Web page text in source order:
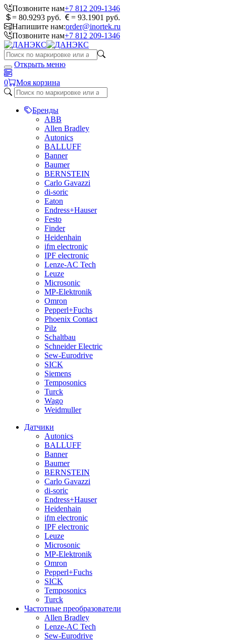
Позвоните нам+7 812 209-1346
= 80.9293 руб.
= 93.1901 руб.
Напишите нам:order@inortek.ru
Позвоните нам+7 812 209-1346
Открыть меню
0 Моя корзина
Бренды
ABB
Allen Bradley
Autonics
BALLUFF
Banner
Baumer
BERNSTEIN
Carlo Gavazzi
di-soric
Eaton
Endress+Hauser
Festo
Finder
Heidenhain
ifm electronic
IPF electronic
Lenze-AC Tech
Leuze
Microsonic
MP-Elektronik
Omron
Pepperl+Fuchs
Phoenix Contact
Pilz
Schaltbau
Schneider Electric
Sew-Eurodrive
SICK
Siemens
Temposonics
Turck
Wago
Weidmuller
Датчики
Autonics
BALLUFF
Banner
Baumer
BERNSTEIN
Carlo Gavazzi
di-soric
Endress+Hauser
Heidenhain
ifm electronic
IPF electronic
Leuze
Microsonic
MP-Elektronik
Omron
Pepperl+Fuchs
SICK
Temposonics
Turck
Частотные преобразователи
Allen Bradley
Lenze-AC Tech
Sew-Eurodrive